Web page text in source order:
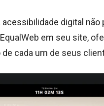
digital não
em seu site,
cada um de seus